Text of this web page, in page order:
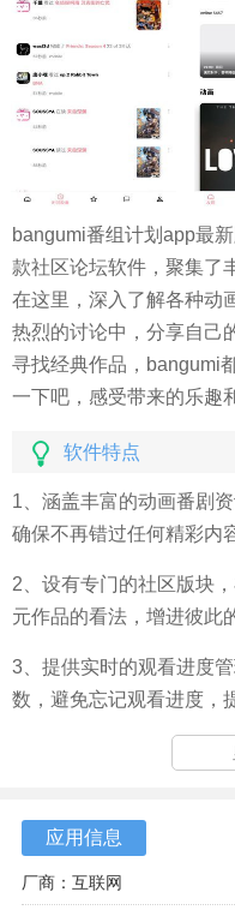
bangumi番组计划app最
款社区论坛软件，聚集了
在这里，深入了解各种动
热烈的讨论中，分享自己
寻找经典作品，bangumi
一下吧，感受带来的乐趣
软件特点
1、涵盖丰富的动画番剧
确保不再错过任何精彩内
2、设有专门的社区版块
元作品的看法，增进彼此
3、提供实时的观看进度
数，避免忘记观看进度，
4、具备离线缓存功能，
应用信息
厂商：互联网